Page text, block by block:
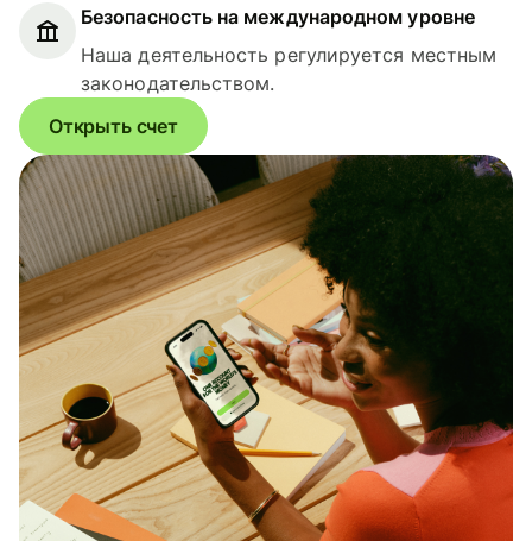
Безопасность на международном уровне
Наша деятельность регулируется местным
законодательством.
Открыть счет